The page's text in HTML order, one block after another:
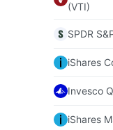
(VTI)
SPDR
iShares
Invesco
iShares